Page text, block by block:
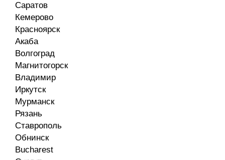
Саратов
Кемерово
Красноярск
Акаба
Волгоград
Магнитогорск
Владимир
Иркутск
Мурманск
Рязань
Ставрополь
Обнинск
Bucharest